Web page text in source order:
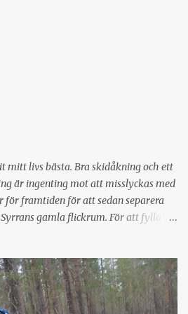
mitt livs bästa. Bra skidåkning och ett
är ingenting mot att misslyckas med
för framtiden för att sedan separera
gamla flickrum. För att fylla på
så kändes det som att det var dags för
Fel tänkt. I torsdags stack vi iväg fyra
Trampade på i typ 1½ timme